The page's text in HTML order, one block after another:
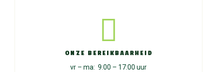
ONZE BEREIKBAARHEID
vr – ma: 9:00 – 17:00 uur